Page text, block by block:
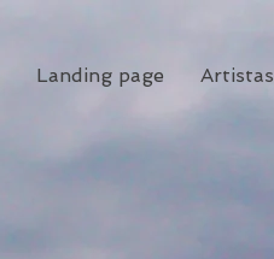
Landing page Artistas